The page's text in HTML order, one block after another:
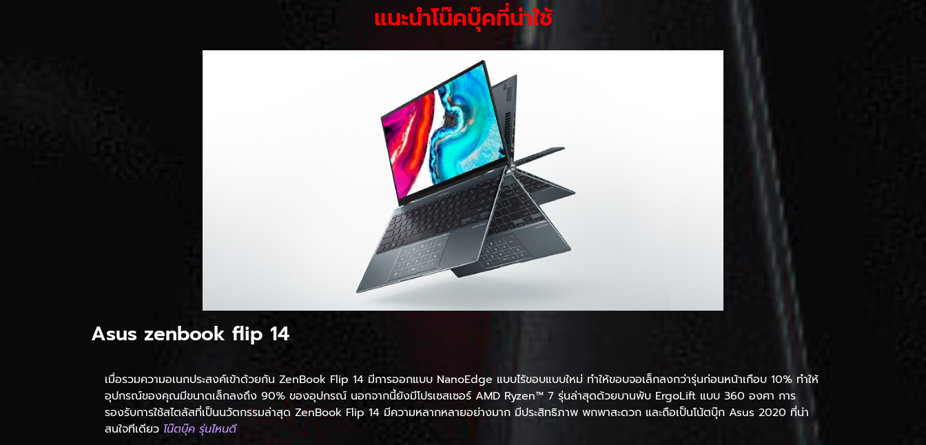
แนะนำโน๊คบุ๊คที่น่าใช้
Asus zenbook flip 14
เมื่อรวมความอเนกประสงค์เข้าด้วยกัน ZenBook Flip 14 มีการออกแบบ NanoEdge แบบไร้ขอบแบบใหม่ ทำให้ขอบจอเล็กลงกว่ารุ่นก่อนหน้าเกือบ 10% ทำให้
อุปกรณ์ของคุณมีขนาดเล็กลงถึง 90% ของอุปกรณ์ นอกจากนี้ยังมีโปรเซสเซอร์ AMD Ryzen™ 7 รุ่นล่าสุดด้วยบานพับ ErgoLift แบบ 360 องศา การ
รองรับการใช้สไตลัสที่เป็นนวัตกรรมล่าสุด ZenBook Flip 14 มีความหลากหลายอย่างมาก มีประสิทธิภาพ พกพาสะดวก และถือเป็นโน้ตบุ๊ก Asus 2020 ที่น่า
สนใจทีเดียว โน๊ตบุ๊ค รุ่นไหนดี